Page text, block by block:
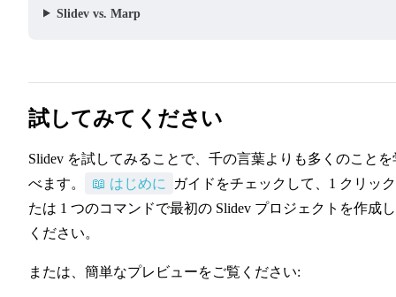
Slidev vs. Marp
試してみてください
Slidev を試してみることで、千の言葉よりも多くのことを
べます。
📖 はじめに
📖 はじめに
ガイドをチェックして、1 クリッ
たは 1 つのコマンドで最初の Slidev プロジェクトを作成
ください。
または、簡単なプレビューをご覧ください: